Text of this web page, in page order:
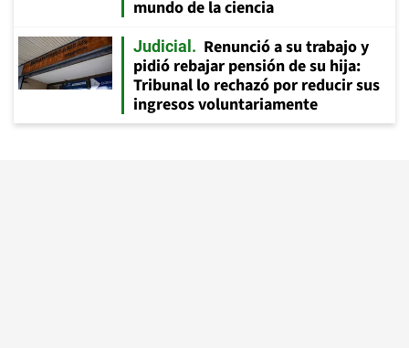
mundo de la ciencia
Judicial
Renunció a su trabajo y
pidió rebajar pensión de su hija:
Tribunal lo rechazó por reducir sus
ingresos voluntariamente